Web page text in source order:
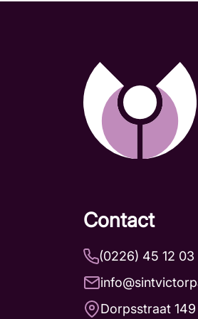
Contact
(0226) 45 12 03
Dorpsstraat 149